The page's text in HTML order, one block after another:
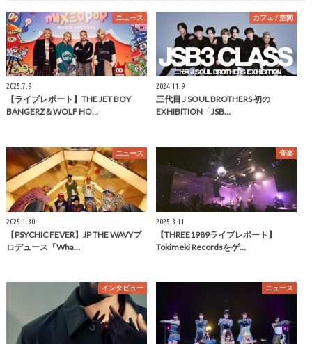
ニュース
2025.7.9
【ライブレポート】THE JET BOY
BANGERZ＆WOLF HO…
カフェ / 空間
2024.11.9
三代目 J SOUL BROTHERS 初の
EXHIBITION「JSB…
ニュース
2025.1.30
【PSYCHIC FEVER】JP THE WAVYプ
ロデュース「Wha…
音楽
2025.3.11
【THREE1989ライブレポート】
Tokimeki Recordsをゲ…
インタビュー ニュース